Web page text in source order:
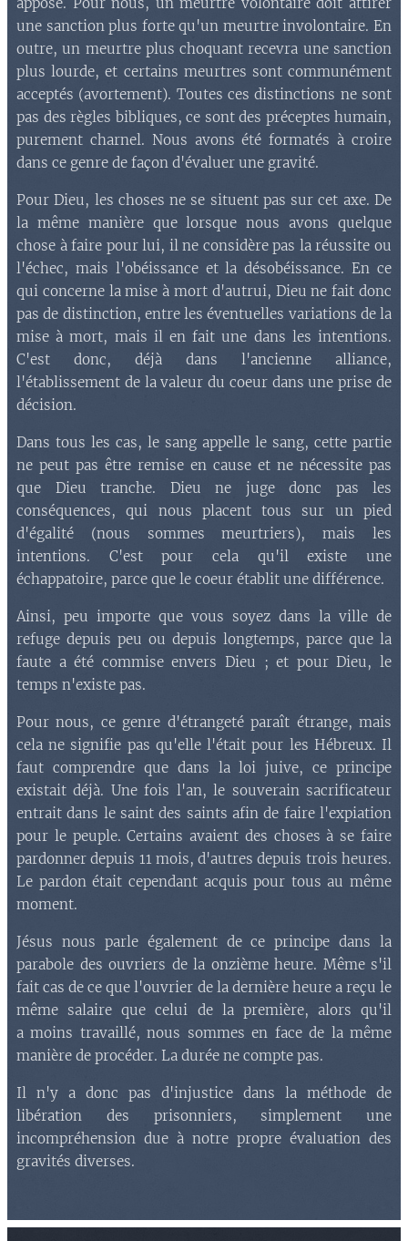
une sanction plus forte qu'un meurtre involontaire. En
outre, un meurtre plus choquant recevra une sanction
plus lourde, et certains meurtres sont communément
acceptés (avortement). Toutes ces distinctions ne sont
pas des règles bibliques, ce sont des préceptes humain,
purement charnel. Nous avons été formatés à croire
dans ce genre de façon d'évaluer une gravité.
Pour Dieu, les choses ne se situent pas sur cet axe. De
la même manière que lorsque nous avons quelque
chose à faire pour lui, il ne considère pas la réussite ou
l'échec, mais l'obéissance et la désobéissance. En ce
qui concerne la mise à mort d'autrui, Dieu ne fait donc
pas de distinction, entre les éventuelles variations de la
mise à mort, mais il en fait une dans les intentions.
C'est donc, déjà dans l'ancienne alliance,
l'établissement de la valeur du coeur dans une prise de
décision.
Dans tous les cas, le sang appelle le sang, cette partie
ne peut pas être remise en cause et ne nécessite pas
que Dieu tranche. Dieu ne juge donc pas les
conséquences, qui nous placent tous sur un pied
d'égalité (nous sommes meurtriers), mais les
intentions. C'est pour cela qu'il existe une
échappatoire, parce que le coeur établit une différence.
Ainsi, peu importe que vous soyez dans la ville de
refuge depuis peu ou depuis longtemps, parce que la
faute a été commise envers Dieu ; et pour Dieu, le
temps n'existe pas.
Pour nous, ce genre d'étrangeté paraît étrange, mais
cela ne signifie pas qu'elle l'était pour les Hébreux. Il
faut comprendre que dans la loi juive, ce principe
existait déjà. Une fois l'an, le souverain sacrificateur
entrait dans le saint des saints afin de faire l'expiation
pour le peuple. Certains avaient des choses à se faire
pardonner depuis 11 mois, d'autres depuis trois heures.
Le pardon était cependant acquis pour tous au même
moment.
Jésus nous parle également de ce principe dans la
parabole des ouvriers de la onzième heure. Même s'il
fait cas de ce que l'ouvrier de la dernière heure a reçu le
même salaire que celui de la première, alors qu'il
a moins travaillé, nous sommes en face de la même
manière de procéder. La durée ne compte pas.
Il n'y a donc pas d'injustice dans la méthode de
libération des prisonniers, simplement une
incompréhension due à notre propre évaluation des
gravités diverses.